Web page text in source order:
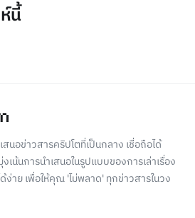
นี้
นอข่าวสารคริปโตที่เป็นกลาง เชื่อถือได้
เน้นการนำเสนอในรูปแบบของการเล่าเรื่อง
ง่าย เพื่อให้คุณ 'ไม่พลาด' ทุกข่าวสารในวง